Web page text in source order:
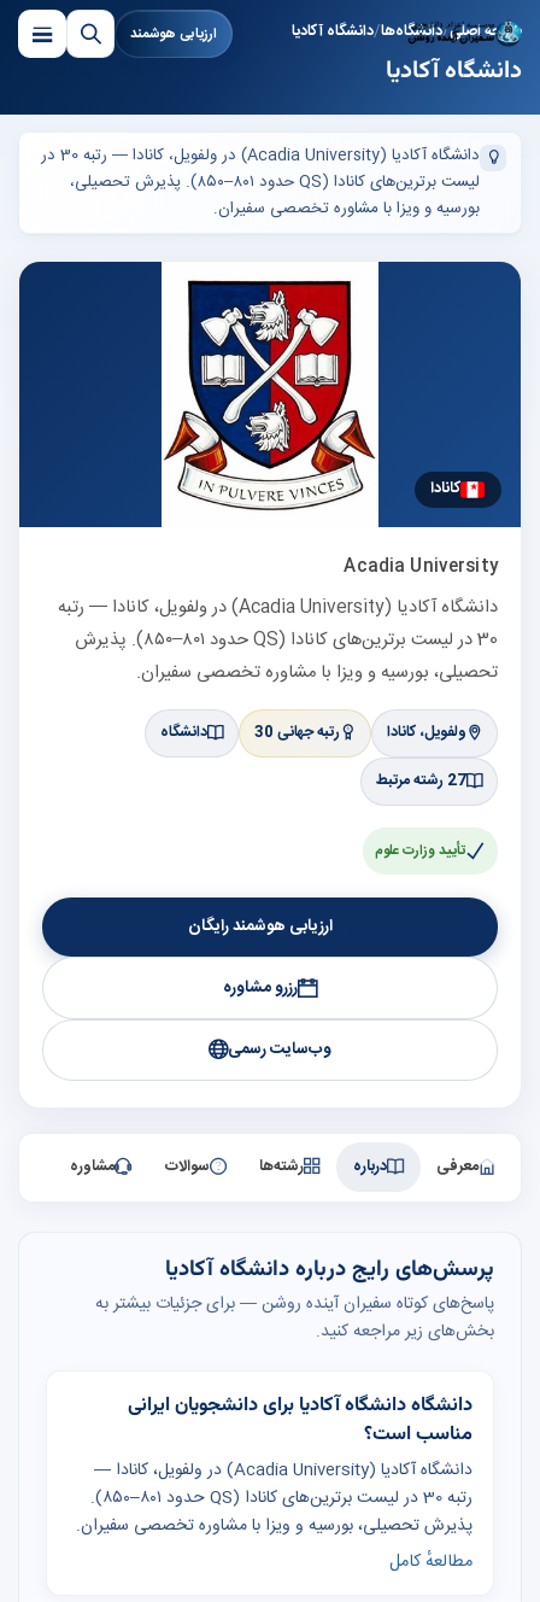
ارزیابی هوشمند صفحه اصلی دانشگاه‌ها دانشگاه آکادیا
دانشگاه آکادیا
دانشگاه آکادیا (Acadia University) در ولفویل، کانادا — رتبه 30 در
لیست برترین‌های کانادا (QS حدود ۸۰۱–۸۵۰). پذیرش تحصیلی،
بورسیه و ویزا با مشاوره تخصصی سفیران.
Acadia University
دانشگاه آکادیا (Acadia University) در ولفویل، کانادا — رتبه
30 در لیست برترین‌های کانادا (QS حدود ۸۰۱–۸۵۰). پذیرش
تحصیلی، بورسیه و ویزا با مشاوره تخصصی سفیران.
ولفویل، کانادا رتبه جهانی 30
دانشگاه
27 رشته مرتبط
تأیید وزارت علوم
ارزیابی هوشمند رایگان
رزرو مشاوره
وب‌سایت رسمی
کانادا
معرفی درباره رشته‌ها سوالات مشاوره
پرسش‌های رایج درباره دانشگاه آکادیا
پاسخ‌های کوتاه سفیران آینده روشن — برای جزئیات بیشتر به
بخش‌های زیر مراجعه کنید.
دانشگاه دانشگاه آکادیا برای دانشجویان ایرانی
مناسب است؟
دانشگاه آکادیا (Acadia University) در ولفویل، کانادا —
رتبه 30 در لیست برترین‌های کانادا (QS حدود ۸۰۱–۸۵۰).
پذیرش تحصیلی، بورسیه و ویزا با مشاوره تخصصی سفیران.
مطالعهٔ کامل